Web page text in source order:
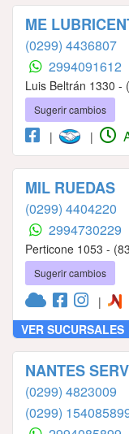
ME
(0299) 4436807
2994091612
Luis Beltrán 1330 -
Sugerir cambios
| |
MIL RUEDAS
(0299) 4404220
2994730229
Perticone 1053 -
Sugerir cambios
|
VER SUCURSALES
NANTES
(0299) 4823009
(0299)